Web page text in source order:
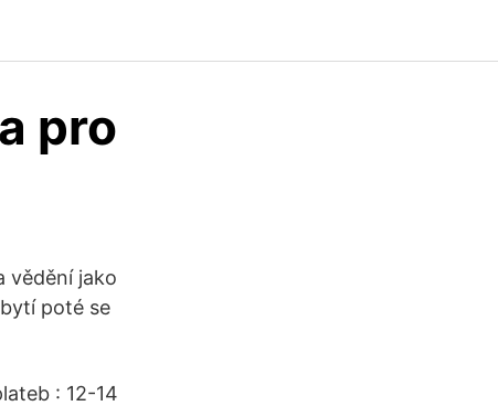
pro
vědění jako
poté se
: 12-14